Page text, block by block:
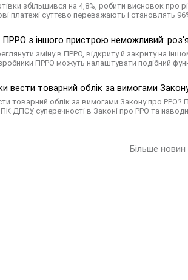
збільшився на 4,8%, робити висновок про
платежі суттєво переважають і становлять
ПРРО з іншого пристрою неможливий:
зміну в ПРРО, відкриту й закриту на
ПРРО можуть налаштувати подібний
вести товарний облік за вимогами
товарний облік за вимогами Закону про РРО?
ДПСУ, суперечності в Законі про РРО та
Більше новин